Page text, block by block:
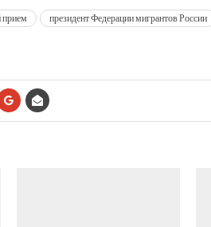
президент Федерации мигрантов России